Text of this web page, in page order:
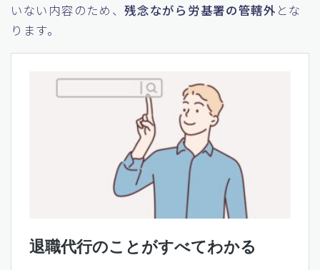
いない内容のため、残念ながら労基署の管轄外 とな
ります。